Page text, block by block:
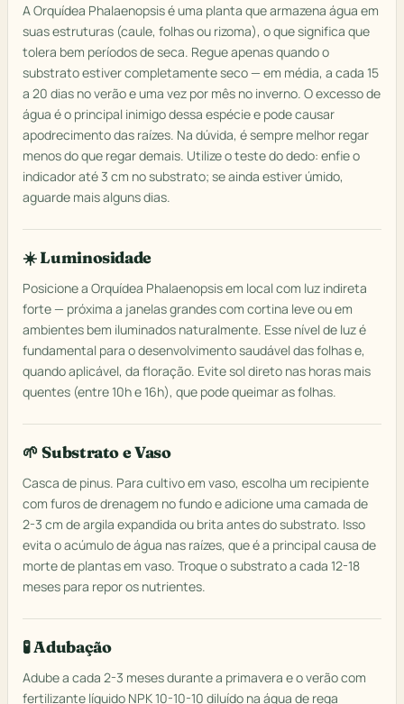
A Orquídea Phalaenopsis é uma planta que armazena água em
suas estruturas (caule, folhas ou rizoma), o que significa que
tolera bem períodos de seca. Regue apenas quando o
substrato estiver completamente seco — em média, a cada 15
a 20 dias no verão e uma vez por mês no inverno. O excesso de
água é o principal inimigo dessa espécie e pode causar
apodrecimento das raízes. Na dúvida, é sempre melhor regar
menos do que regar demais. Utilize o teste do dedo: enfie o
indicador até 3 cm no substrato; se ainda estiver úmido,
aguarde mais alguns dias.
☀️ Luminosidade
Posicione a Orquídea Phalaenopsis em local com luz indireta
forte — próxima a janelas grandes com cortina leve ou em
ambientes bem iluminados naturalmente. Esse nível de luz é
fundamental para o desenvolvimento saudável das folhas e,
quando aplicável, da floração. Evite sol direto nas horas mais
quentes (entre 10h e 16h), que pode queimar as folhas.
🌱 Substrato e Vaso
Casca de pinus. Para cultivo em vaso, escolha um recipiente
com furos de drenagem no fundo e adicione uma camada de
2-3 cm de argila expandida ou brita antes do substrato. Isso
evita o acúmulo de água nas raízes, que é a principal causa de
morte de plantas em vaso. Troque o substrato a cada 12-18
meses para repor os nutrientes.
🧪 Adubação
Adube a cada 2-3 meses durante a primavera e o verão com
fertilizante líquido NPK 10-10-10 diluído na água de rega